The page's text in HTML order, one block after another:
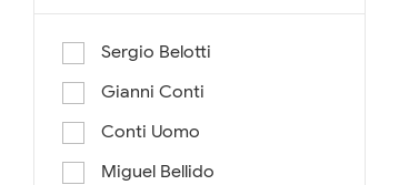
Sergio Belotti
Gianni Conti
Conti Uomo
Miguel Bellido